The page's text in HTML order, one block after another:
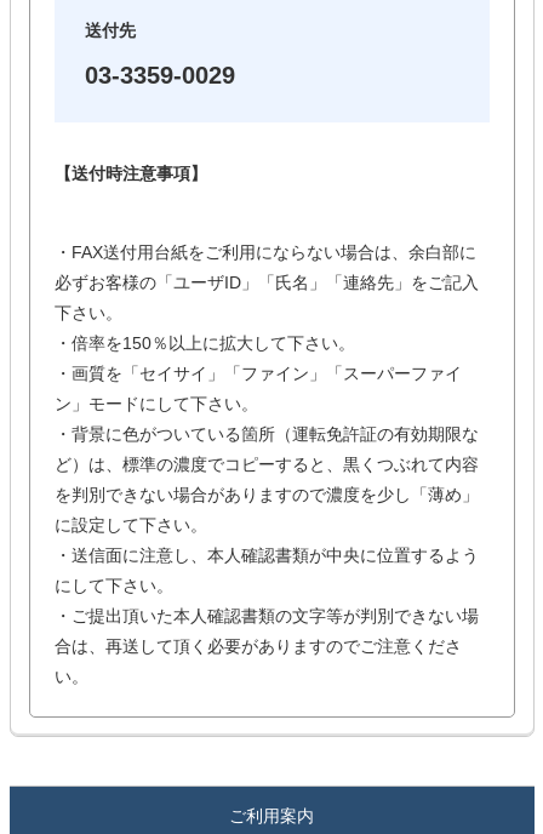
送付先
03-3359-0029
【送付時注意事項】
・FAX送付用台紙をご利用にならない場合は、余白部に
必ずお客様の「ユーザID」「氏名」「連絡先」をご記入
下さい。
・倍率を150％以上に拡大して下さい。
・画質を「セイサイ」「ファイン」「スーパーファイ
ン」モードにして下さい。
・背景に色がついている箇所（運転免許証の有効期限な
ど）は、標準の濃度でコピーすると、黒くつぶれて内容
を判別できない場合がありますので濃度を少し「薄め」
に設定して下さい。
・送信面に注意し、本人確認書類が中央に位置するよう
にして下さい。
・ご提出頂いた本人確認書類の文字等が判別できない場
合は、再送して頂く必要がありますのでご注意くださ
い。
ご利用案内